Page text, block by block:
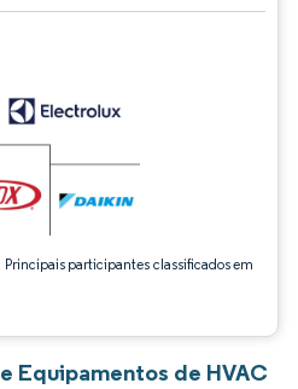
participantes classificados em
reuso requer atribuição conforme CC BY 4.0.
Equipamentos de HVAC